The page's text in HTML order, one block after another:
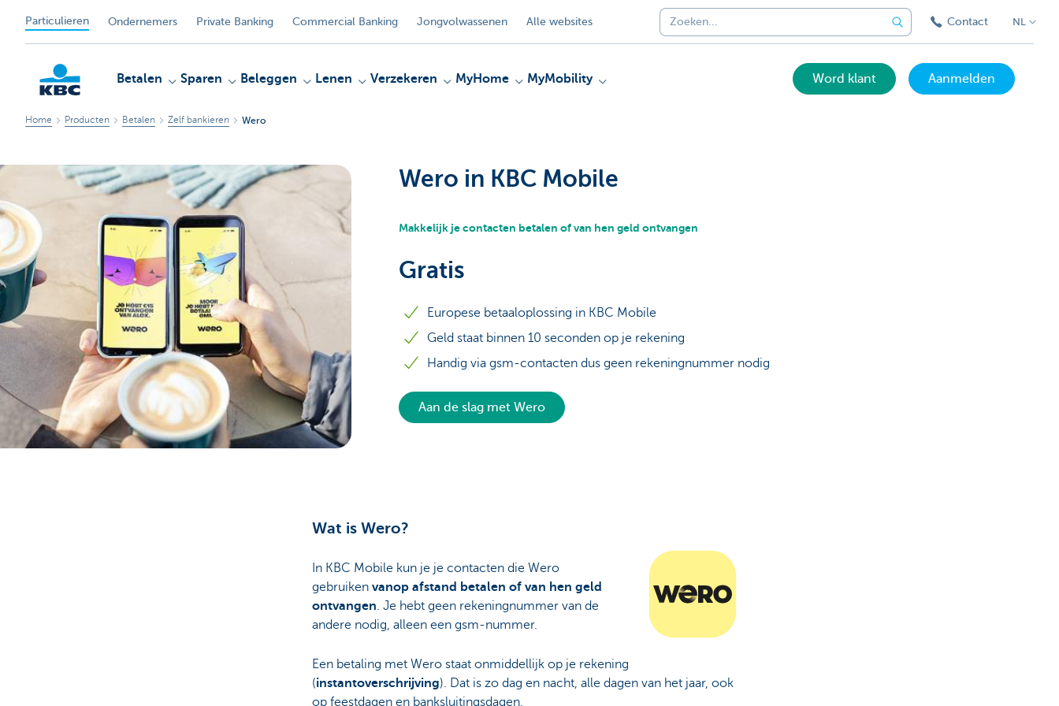
Particulieren Ondernemers Private Banking Commercial Banking Jongvolwassenen Alle websites Contact NL
KBC
Particulieren
Betalen Sparen Beleggen Lenen Verzekeren MyHome MyMobility Word klant Aanmelden
Home Producten Betalen Zelf bankieren Wero
Wero in KBC Mobile
Makkelijk je contacten betalen of van hen geld ontvangen
Gratis
Europese betaaloplossing in KBC Mobile
Geld staat binnen 10 seconden op je rekening
Handig via gsm-contacten dus geen rekeningnummer nodig
Aan de slag met Wero
Wat is Wero?
In KBC Mobile kun je je contacten die Wero
gebruikenvanop afstand betalen of van hen geld
ontvangen. Je hebt geen rekeningnummer van de
andere nodig, alleen een gsm-nummer.
Een betaling met Wero staat onmiddellijk op je rekening
(instantoverschrijving). Dat is zo dag en nacht, alle dagen van het jaar, ook
op feestdagen en banksluitingsdagen.